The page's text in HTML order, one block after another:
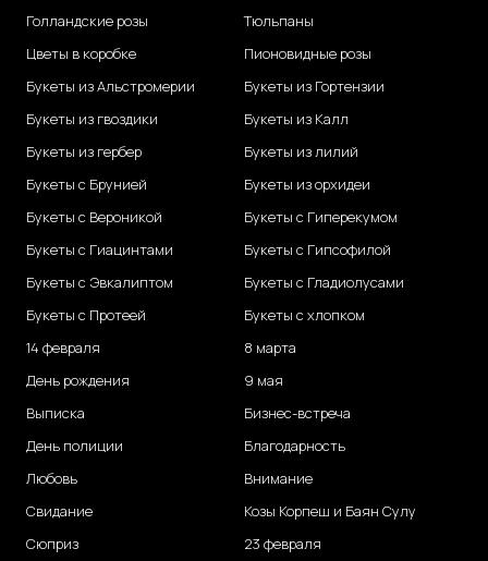
Голландские розы
Цветы в коробке
Букеты из Альстромерии
Букеты из гвоздики
Букеты из гербер
Букеты с Брунией
Букеты с Вероникой
Букеты с Гиацинтами
Букеты с Эвкалиптом
Букеты с Протеей
14 февраля
День рождения
Выписка
День полиции
Любовь
Свидание
Сюприз
Тюльпаны
Пионовидные розы
Букеты из Гортензии
Букеты из Калл
Букеты из лилий
Букеты из орхидеи
Букеты с Гиперекумом
Букеты с Гипсофилой
Букеты с Гладиолусами
Букеты с хлопком
8 марта
9 мая
Бизнес-встреча
Благодарность
Внимание
Козы Корпеш и Баян Сулу
23 февраля